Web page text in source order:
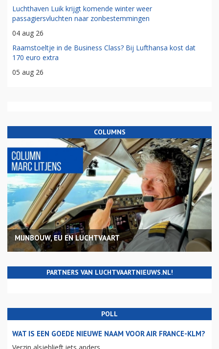
Luchthaven Luik krijgt komende winter weer
passagiersvluchten naar zonbestemmingen
04 aug 26
Raamstoeltje in de Business Class? Bij Lufthansa kost dat
170 euro extra
05 aug 26
COLUMNS
MIJNBOUW, EU EN LUCHTVAART
PARTNERS VAN LUCHTVAARTNIEUWS.NL!
POLL
WAT IS EEN GOEDE NIEUWE NAAM VOOR AIR FRANCE-KLM?